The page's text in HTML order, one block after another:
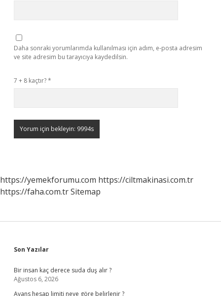
Daha sonraki yorumlarımda kullanılması için adım, e-posta adresim
ve site adresim bu tarayıcıya kaydedilsin.
7 + 8 kaçtır?*
https://yemekforumu.com https://ciltmakinasi.com.tr
https://faha.com.trSitemap
Sidebar
Son Yazılar
Bir insan kaç derece suda duş alır ?
Ağustos 6, 2026
Avans hesap limiti neye göre belirlenir ?